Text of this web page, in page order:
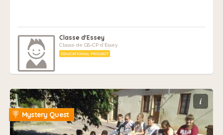
Classe d'Essey
Classe de GS-CP d'Essey
EDUCATIONAL PROJECT
i
Mystery Quest